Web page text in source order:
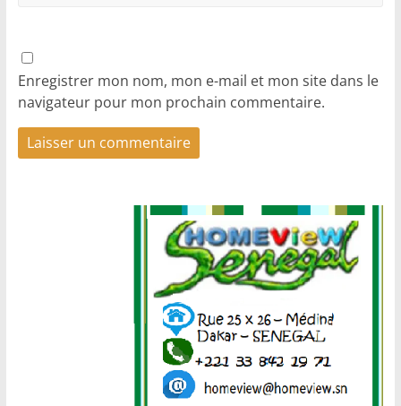
Enregistrer mon nom, mon e-mail et mon site dans le
navigateur pour mon prochain commentaire.